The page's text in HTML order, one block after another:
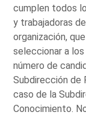
cumplen todos
y trabajadoras
organización,
seleccionar a
número de
Subdirección de
caso de la
Conocimiento.